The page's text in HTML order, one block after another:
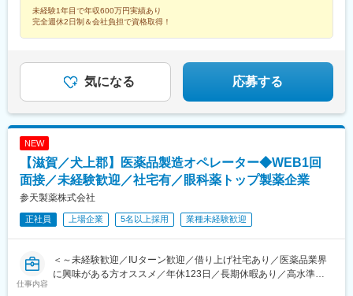
有）・UIターン転勤希望者への年間の支援あり（規定有）☆マイ
カー通勤手当あり（1回200円）
未経験1年目で年収600万円実績あり
完全週休2日制＆会社負担で資格取得！
気になる 応募する
NEW
【滋賀／犬上郡】医薬品製造オペレーター◆WEB1回
面接／未経験歓迎／社宅有／眼科薬トップ製薬企業
参天製薬株式会社
正社員 上場企業 5名以上採用 業種未経験歓迎
仕事内容
＜～未経験歓迎／IUターン歓迎／借り上げ社宅あり／医薬品業界
に興味がある方オススメ／年休123日／長期休暇あり／高水準の